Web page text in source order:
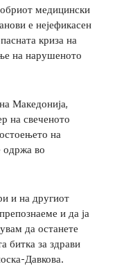
медицински
е нејефикасен
криза на
на нарушеното
Македонија,
на свеченото
на
одржа во
и на другиот
и да ја
да останете
битка за здрави
Давкова.